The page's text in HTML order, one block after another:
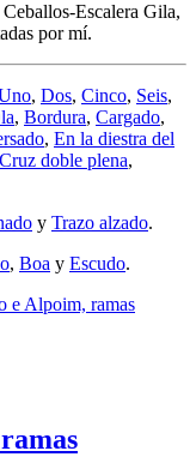
Escalera Gila,
por mí.
, Dos, Cinco, Seis,
, Bordura, Cargado,
, En la diestra del
Cruz doble plena,
y Trazo alzado.
, Boa y Escudo.
e Alpoim, ramas